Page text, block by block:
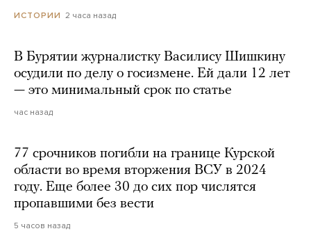
ИСТОРИИ 2 часа назад
В Бурятии журналистку Василису Шишкину
осудили по делу о госизмене. Ей дали 12 лет
— это минимальный срок по статье
час назад
77 срочников погибли на границе Курской
области во время вторжения ВСУ в 2024
году. Еще более 30 до сих пор числятся
пропавшими без вести
5 часов назад